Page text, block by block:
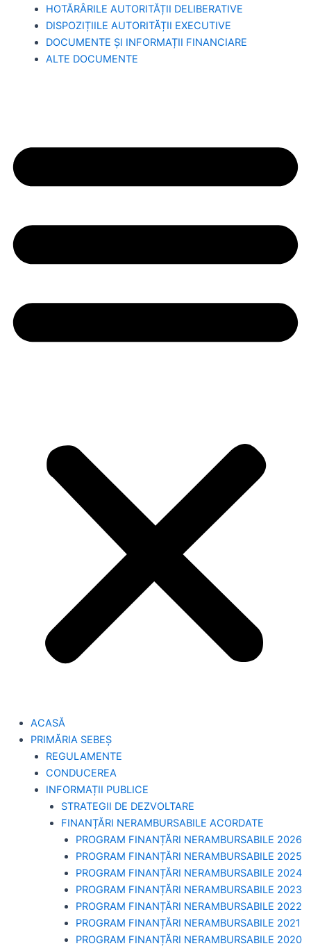
HOTĂRÂRILE AUTORITĂȚII DELIBERATIVE
DISPOZIȚIILE AUTORITĂȚII EXECUTIVE
DOCUMENTE ȘI INFORMAȚII FINANCIARE
ALTE DOCUMENTE
ACASĂ
PRIMĂRIA SEBEȘ
REGULAMENTE
CONDUCEREA
INFORMAȚII PUBLICE
STRATEGII DE DEZVOLTARE
FINANȚĂRI NERAMBURSABILE ACORDATE
PROGRAM FINANȚĂRI NERAMBURSABILE 2026
PROGRAM FINANȚĂRI NERAMBURSABILE 2025
PROGRAM FINANȚĂRI NERAMBURSABILE 2024
PROGRAM FINANȚĂRI NERAMBURSABILE 2023
PROGRAM FINANȚĂRI NERAMBURSABILE 2022
PROGRAM FINANȚĂRI NERAMBURSABILE 2021
PROGRAM FINANȚĂRI NERAMBURSABILE 2020